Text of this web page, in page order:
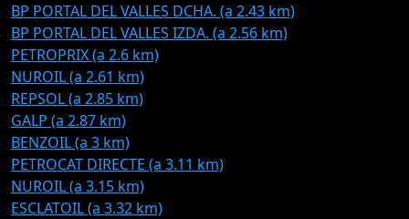
BP PORTAL DEL VALLES DCHA. (a 2.43 km)
BP PORTAL DEL VALLES IZDA. (a 2.56 km)
PETROPRIX (a 2.6 km)
NUROIL (a 2.61 km)
REPSOL (a 2.85 km)
GALP (a 2.87 km)
BENZOIL (a 3 km)
PETROCAT DIRECTE (a 3.11 km)
NUROIL (a 3.15 km)
ESCLATOIL (a 3.32 km)